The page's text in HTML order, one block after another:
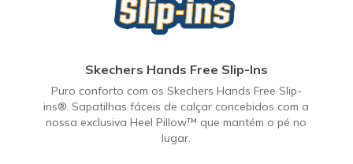
Skechers Hands Free Slip-Ins
Puro conforto com os Skechers Hands Free Slip-
ins®. Sapatilhas fáceis de calçar concebidos com a
nossa exclusiva Heel Pillow™ que mantém o pé no
lugar.